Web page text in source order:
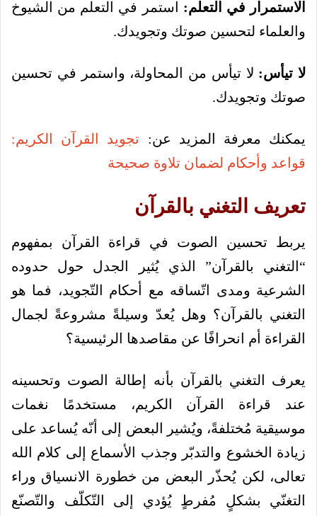
الاستمرار في التعلم:
استمر في التعلم من الشيوخ
والعلماء لتحسين صوتك وتجويدك.
لا تيأس: لا تيأس من المحاولة، واستمر في تحسين
صوتك وتجويدك.
يمكنك معرفة المزيد عن:
تجويد القرآن الكريم:
قواعد وأحكام لضمان تلاوة صحيحة
تعريف التغني بالقرآن
يربط تحسين الصوت في قراءة القرآن بمفهوم
“التغني بالقرآن” الذي يُثير الجدل حول حدوده
الشرعية ومدى اتّساقه مع أحكام التّجويد، فما هو
التغني بالقرآن؟ وهل يُعدّ وسيلةً مشروعةً لجمال
القراءة أم انحرافًا عن مقاصدها الرئيسية؟
يعرف التغني بالقرآن بأنه إطالة الصوت وتحسينه
عند قراءة القرآن الكريم، مستخدمًا نغمات
موسيقية مُختلفةً، ويُشير البعض إلى أنّه يُساعد على
زيادة الخشوع والتدبّر وجذب الأسماع إلى كلام الله
تعالى، لكن يُحذّر البعض من خطورة الانسياق وراء
التغنّي بشكلٍ مُفرطٍ يُؤدي إلى التّكلّف والتّصنّع